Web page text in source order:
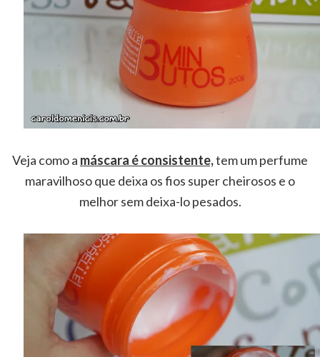
Veja como a máscara é consistente,tem um perfume
maravilhoso que deixa os fios super cheirosos e o
melhor sem deixa-lo pesados.